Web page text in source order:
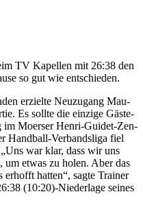
TV Ka­pel­len mit 26:38 den
so gut wie ent­schie­den.
er­ziel­te Neu­zu­gang Mau­
Es soll­te die ein­zi­ge Gäs­te­
im Mo­er­ser Hen­ri-Gui­det-Zen­
Hand­ball-Ver­bands­li­ga fiel
war klar, dass wir uns
um et­was zu ho­len. Aber das
hat­ten“, sag­te Trai­ner
(10:20)-Nie­der­la­ge sei­nes